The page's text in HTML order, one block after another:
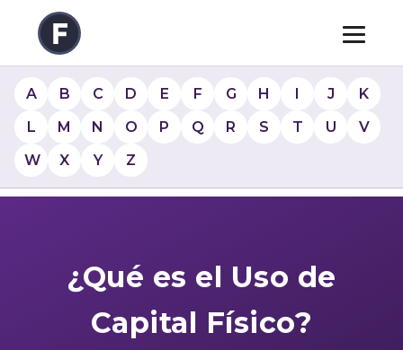
A B C D E F G H I J
K
L
M N O P Q R S T U
V
W
X Y Z
¿Qué es el Uso de
Capital Físico?